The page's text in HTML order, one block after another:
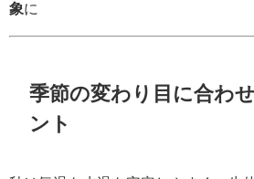
象に
季節の変わり目に合わ
ント